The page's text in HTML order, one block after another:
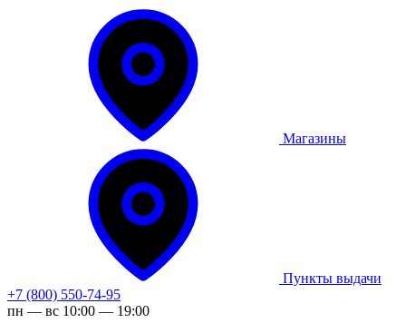
Магазины
Пункты выдачи
+7 (800) 550-74-95
пн — вс 10:00 — 19:00